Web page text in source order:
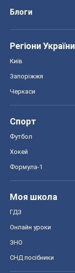
Блоги
Регіони України
Київ
Запоріжжя
Черкаси
Спорт
Футбол
Хокей
Формула-1
Моя школа
ГДЗ
Онлайн уроки
ЗНО
СНД посібники